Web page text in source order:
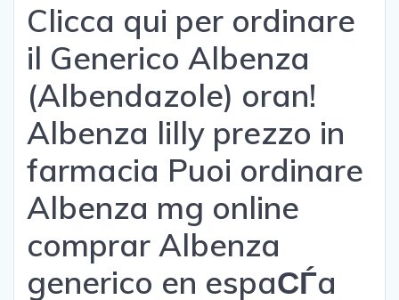
Clicca qui per ordinare
il Generico Albenza
(Albendazole) oran!
Albenza lilly prezzo in
farmacia Puoi ordinare
Albenza mg online
comprar Albenza
generico en espaСЃa